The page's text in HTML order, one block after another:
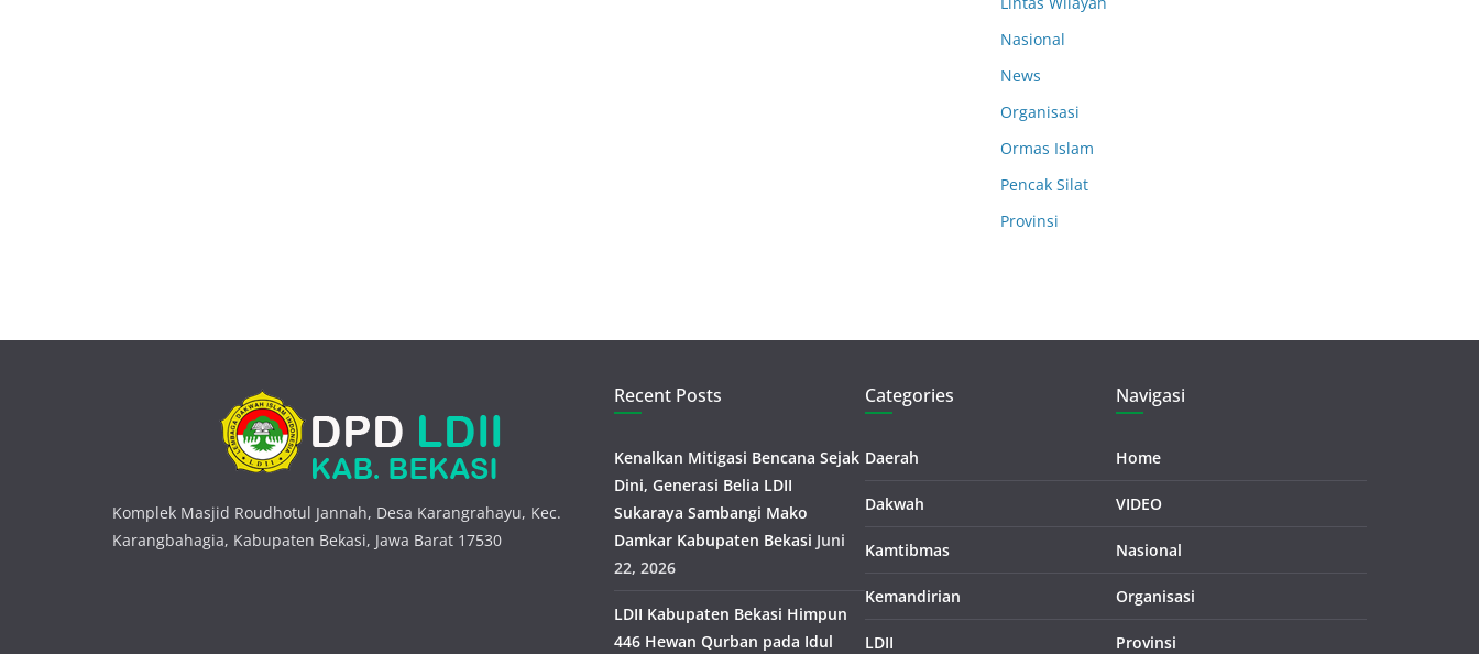
Nasional
News
Organisasi
Ormas Islam
Pencak Silat
Provinsi
Komplek Masjid Roudhotul Jannah, Desa Karangrahayu, Kec.
Karangbahagia, Kabupaten Bekasi, Jawa Barat 17530
Recent Posts
Kenalkan Mitigasi Bencana Sejak
Dini, Generasi Belia LDII
Sukaraya Sambangi Mako
Damkar Kabupaten Bekasi Juni
22, 2026
LDII Kabupaten Bekasi Himpun
446 Hewan Qurban pada Idul
Categories
Daerah
Dakwah
Kamtibmas
Kemandirian
LDII
Navigasi
Home
VIDEO
Nasional
Organisasi
Provinsi